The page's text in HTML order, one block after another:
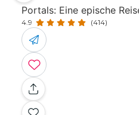
Portals: Eine epische
4.9 (414)